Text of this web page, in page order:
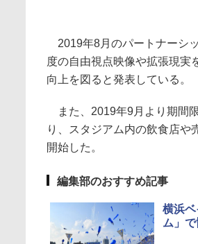
2019年8月のパートナーシ
度の自由視点映像や拡張現実
向上を図ると発表している。
また、2019年9月より期間
り、スタジアム内の飲食店や
開始した。
編集部のおすすめ記事
横浜
ム」で